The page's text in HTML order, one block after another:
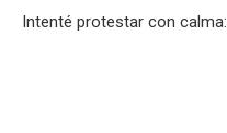
Intenté protestar con calma: